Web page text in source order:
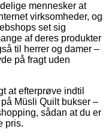
mennesker at
virksomheder, og
set sig
af deres produkter
til herrer og damer –
på fragt uden
at efterprøve indtil
Müsli Quilt bukser –
sådan at du er
pris.